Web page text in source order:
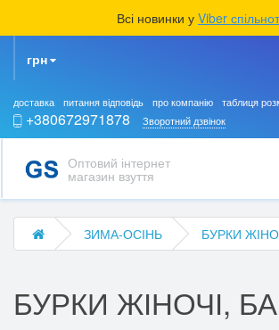
Всі новинки у Viber
грн
доставка питання відповідь про компанію таблиця
+380672971878 Зворотний дзвінок
Оптовий інтернет
магазин взуття
ЗИМА-ОСІНЬ БУРКИ
БУРКИ ЖІНОЧІ,